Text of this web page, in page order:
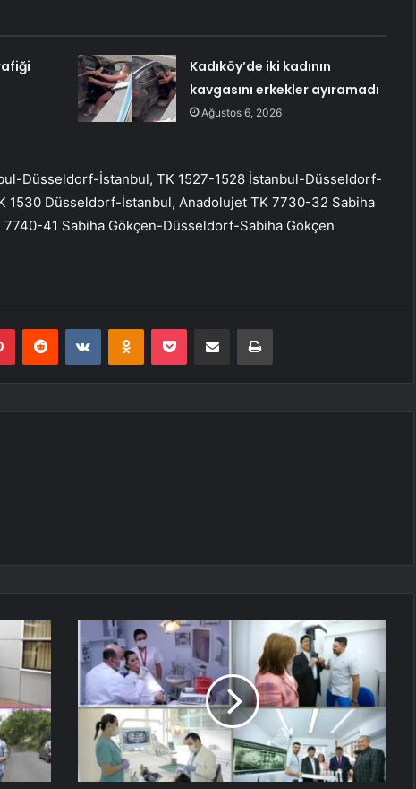
Kadıköy’de iki kadının
kavgasını erkekler ayıramadı
Ağustos 6, 2026
Düsseldorf-İstanbul, TK 1527-1528 İstanbul-Düsseldorf-
1530 Düsseldorf-İstanbul, Anadolujet TK 7730-32 Sabiha
41 Sabiha Gökçen-Düsseldorf-Sabiha Gökçen
PinterestReddit VKontakteOdnoklassniki
Pocket E-Posta ile paylaş Yazdır